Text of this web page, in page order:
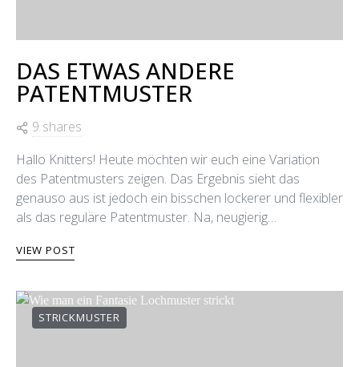
DAS ETWAS ANDERE
PATENTMUSTER
9 shares
Hallo Knitters! Heute möchten wir euch eine Variation
des Patentmusters zeigen. Das Ergebnis sieht das
genauso aus ist jedoch ein bisschen lockerer und flexibler
als das reguläre Patentmuster. Na, neugierig…
VIEW POST
STRICKMUSTER